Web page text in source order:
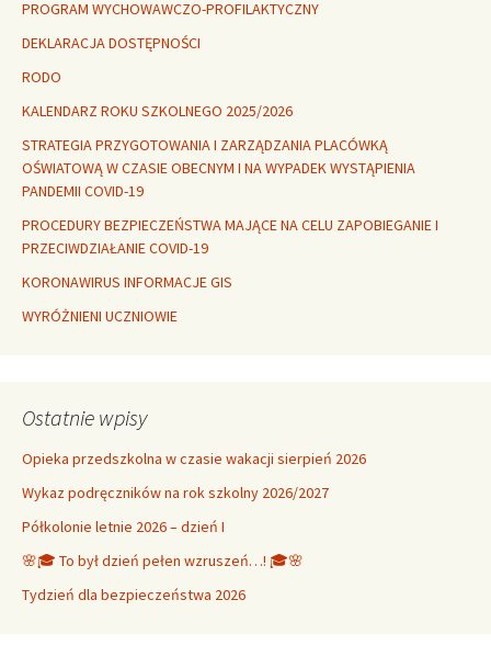
PROGRAM WYCHOWAWCZO-PROFILAKTYCZNY
DEKLARACJA DOSTĘPNOŚCI
RODO
KALENDARZ ROKU SZKOLNEGO 2025/2026
STRATEGIA PRZYGOTOWANIA I ZARZĄDZANIA PLACÓWKĄ
OŚWIATOWĄ W CZASIE OBECNYM I NA WYPADEK WYSTĄPIENIA
PANDEMII COVID-19
PROCEDURY BEZPIECZEŃSTWA MAJĄCE NA CELU ZAPOBIEGANIE I
PRZECIWDZIAŁANIE COVID-19
KORONAWIRUS INFORMACJE GIS
WYRÓŻNIENI UCZNIOWIE
Ostatnie wpisy
Opieka przedszkolna w czasie wakacji sierpień 2026
Wykaz podręczników na rok szkolny 2026/2027
Półkolonie letnie 2026 – dzień I
🌸🎓 To był dzień pełen wzruszeń…! 🎓🌸
Tydzień dla bezpieczeństwa 2026